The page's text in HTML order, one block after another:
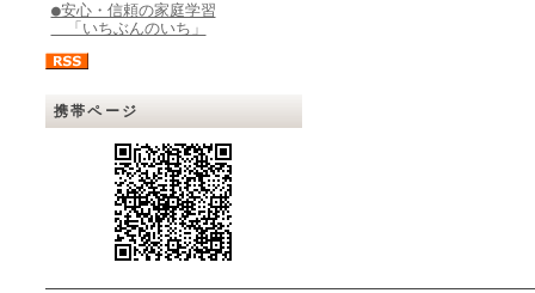
●安心・信頼の家庭学習
「いちぶんのいち」
携帯ページ